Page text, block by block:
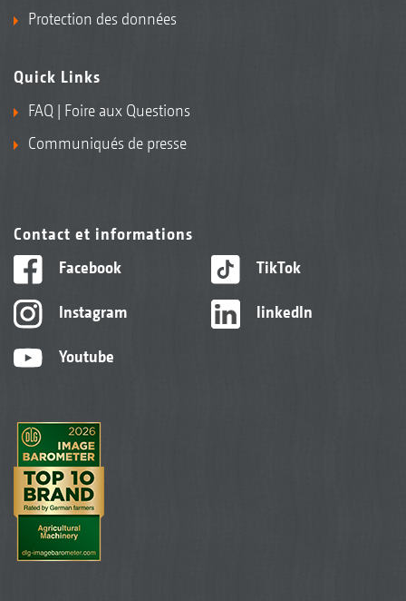
Protection des données
Quick Links
FAQ | Foire aux Questions
Communiqués de presse
Contact et informations
Facebook
Instagram
Youtube
TikTok
linkedIn